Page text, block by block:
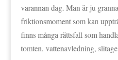
varannan dag. Man är ju
friktionsmoment som kan
finns många rättsfall som
tomten, vattenavledning,